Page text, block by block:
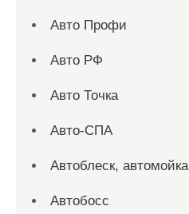
Авто Профи
Авто РФ
Авто Точка
Авто-СПА
Автоблеск, автомойка
Автобосс